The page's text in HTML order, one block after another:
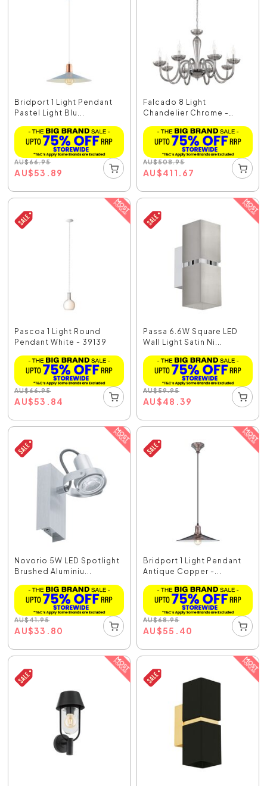
Bridport 1 Light Pendant
Pastel Light Blu...
AU$66.95
AU$53.89
Falcado 8 Light
Chandelier Chrome -
AU$508.95
AU$411.67
Pascoa 1 Light Round
Pendant White - 39139
AU$66.95
AU$53.84
Passa 6.6W Square LED
Wall Light Satin Ni...
AU$59.95
AU$48.39
Novorio 5W LED Spotlight
Brushed Aluminiu...
AU$41.95
AU$33.80
Bridport 1 Light Pendant
Antique Copper -...
AU$68.95
AU$55.40